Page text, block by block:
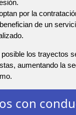
por la
de un
los trayectos
aumentando la
con